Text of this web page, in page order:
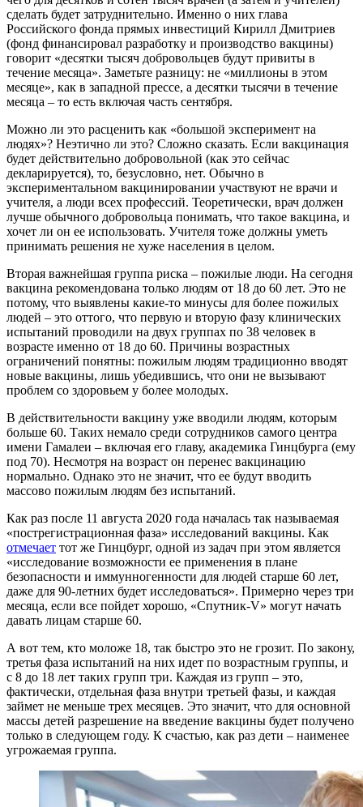
сделать будет затруднительно. Именно о них глава
Российского фонда прямых инвестиций Кирилл Дмитриев
(фонд финансировал разработку и производство вакцины)
говорит «десятки тысяч добровольцев будут привиты в
течение месяца». Заметьте разницу: не «миллионы в этом
месяце», как в западной прессе, а десятки тысячи в течение
месяца – то есть включая часть сентября.
Можно ли это расценить как «большой эксперимент на
людях»? Неэтично ли это? Сложно сказать. Если вакцинация
будет действительно добровольной (как это сейчас
декларируется), то, безусловно, нет. Обычно в
экспериментальном вакцинировании участвуют не врачи и
учителя, а люди всех профессий. Теоретически, врач должен
лучше обычного добровольца понимать, что такое вакцина, и
хочет ли он ее использовать. Учителя тоже должны уметь
принимать решения не хуже населения в целом.
Вторая важнейшая группа риска – пожилые люди. На сегодня
вакцина рекомендована только людям от 18 до 60 лет. Это не
потому, что выявлены какие-то минусы для более пожилых
людей – это оттого, что первую и вторую фазу клинических
испытаний проводили на двух группах по 38 человек в
возрасте именно от 18 до 60. Причины возрастных
ограничений понятны: пожилым людям традиционно вводят
новые вакцины, лишь убедившись, что они не вызывают
проблем со здоровьем у более молодых.
В действительности вакцину уже вводили людям, которым
больше 60. Таких немало среди сотрудников самого центра
имени Гамалеи – включая его главу, академика Гинцбурга (ему
под 70). Несмотря на возраст он перенес вакцинацию
нормально. Однако это не значит, что ее будут вводить
массово пожилым людям без испытаний.
Как раз после 11 августа 2020 года началась так называемая
«пострегистрационная фаза» исследований вакцины. Как
отмечает тот же Гинцбург, одной из задач при этом является
«исследование возможности ее применения в плане
безопасности и иммунногенности для людей старше 60 лет,
даже для 90-летних будет исследоваться». Примерно через три
месяца, если все пойдет хорошо, «Спутник-V» могут начать
давать лицам старше 60.
А вот тем, кто моложе 18, так быстро это не грозит. По закону,
третья фаза испытаний на них идет по возрастным группы, и
с 8 до 18 лет таких групп три. Каждая из групп – это,
фактически, отдельная фаза внутри третьей фазы, и каждая
займет не меньше трех месяцев. Это значит, что для основной
массы детей разрешение на введение вакцины будет получено
только в следующем году. К счастью, как раз дети – наименее
угрожаемая группа.